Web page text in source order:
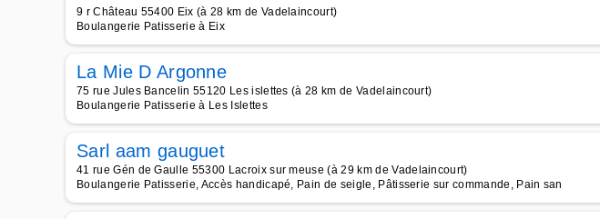
9 r Château 55400 Eix (à 28 km de Vadelaincourt)
Boulangerie Patisserie à Eix
La Mie D Argonne
75 rue Jules Bancelin 55120 Les islettes (à 28 km de Vadelaincourt)
Boulangerie Patisserie à Les Islettes
Sarl aam gauguet
41 rue Gén de Gaulle 55300 Lacroix sur meuse (à 29 km de Vadelaincourt)
Boulangerie Patisserie, Accès handicapé, Pain de seigle, Pâtisserie sur commande, Pain san